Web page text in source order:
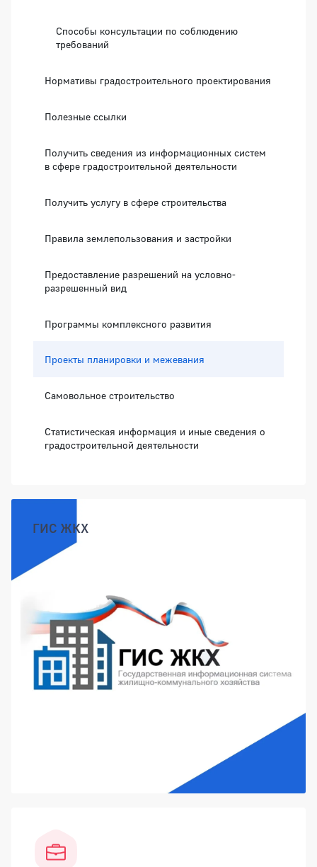
Способы консультации по соблюдению
требований
Нормативы градостроительного проектирования
Полезные ссылки
Получить сведения из информационных систем
в сфере градостроительной деятельности
Получить услугу в сфере строительства
Правила землепользования и застройки
Предоставление разрешений на условно-
разрешенный вид
Программы комплексного развития
Проекты планировки и межевания
Самовольное строительство
Статистическая информация и иные сведения о
градостроительной деятельности
ГИС ЖКХ